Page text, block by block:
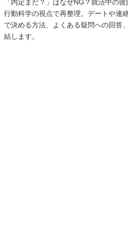
「内定まだ？」はなぜNG？就活中の
行動科学の視点で再整理。デートや連
で決める方法、よくある疑問への回答
結します。